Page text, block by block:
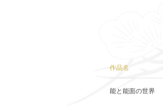
作品名
能と能面の世界